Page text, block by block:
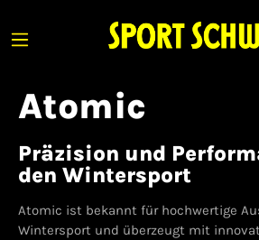
Atomic
Präzision und
den Wintersport
Atomic ist bekannt für hochwertige
Wintersport und überzeugt mit